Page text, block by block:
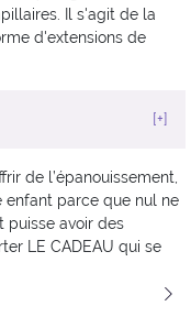
Il s'agit de la
d'extensions de
[+]
de l’épanouissement,
enfant parce que nul ne
puisse avoir des
LE CADEAU qui se